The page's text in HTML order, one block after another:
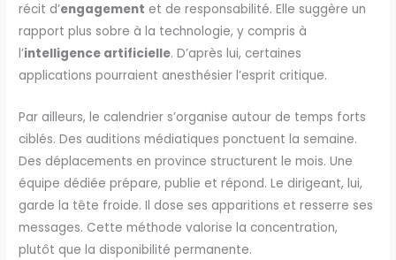
récit d’engagement et de responsabilité. Elle suggère un
rapport plus sobre à la technologie, y compris à
l’intelligence artificielle. D’après lui, certaines
applications pourraient anesthésier l’esprit critique.
Par ailleurs, le calendrier s’organise autour de temps forts
ciblés. Des auditions médiatiques ponctuent la semaine.
Des déplacements en province structurent le mois. Une
équipe dédiée prépare, publie et répond. Le dirigeant, lui,
garde la tête froide. Il dose ses apparitions et resserre ses
messages. Cette méthode valorise la concentration,
plutôt que la disponibilité permanente.